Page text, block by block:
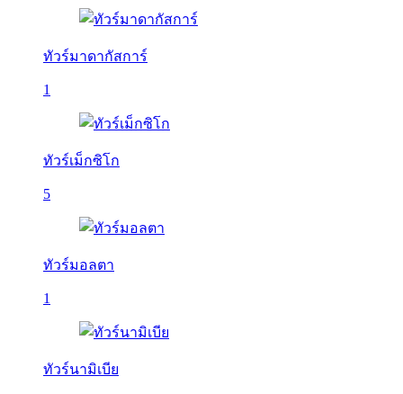
ทัวร์มาดากัสการ์
1
ทัวร์เม็กซิโก
5
ทัวร์มอลตา
1
ทัวร์นามิเบีย